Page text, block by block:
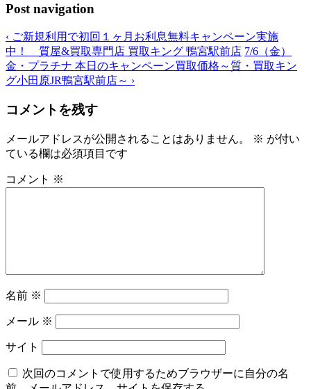
Post navigation
‹ ご新規利用で初回１ヶ月お利息無料キャンペーン実施
中！ 質屋&買取専門店 買取キング 鴨宮駅前店 7/6（金）
金・プラチナ 本日のキャンペーン買取価格～質・買取キン
グ小田原JR鴨宮駅前店～ ›
コメントを残す
メールアドレスが公開されることはありません。 ※ が付い
ている欄は必須項目です
コメント ※
名前 ※
メール ※
サイト
次回のコメントで使用するためブラウザーに自分の名